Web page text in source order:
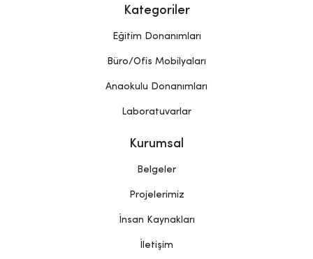
Kategoriler
Eğitim Donanımları
Büro/Ofis Mobilyaları
Anaokulu Donanımları
Laboratuvarlar
Kurumsal
Belgeler
Projelerimiz
İnsan Kaynakları
İletişim